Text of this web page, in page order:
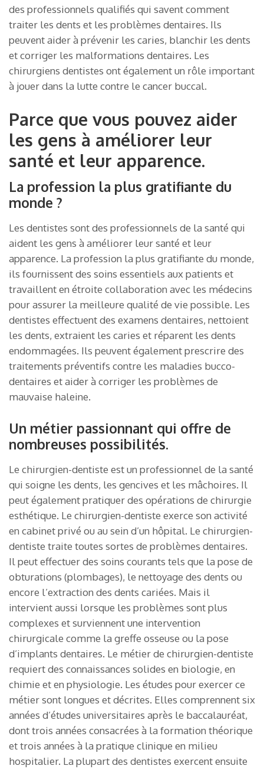
des professionnels qualifiés qui savent comment
traiter les dents et les problèmes dentaires. Ils
peuvent aider à prévenir les caries, blanchir les dents
et corriger les malformations dentaires. Les
chirurgiens dentistes ont également un rôle important
à jouer dans la lutte contre le cancer buccal.
Parce que vous pouvez aider
les gens à améliorer leur
santé et leur apparence.
La profession la plus gratifiante du
monde ?
Les dentistes sont des professionnels de la santé qui
aident les gens à améliorer leur santé et leur
apparence. La profession la plus gratifiante du monde,
ils fournissent des soins essentiels aux patients et
travaillent en étroite collaboration avec les médecins
pour assurer la meilleure qualité de vie possible. Les
dentistes effectuent des examens dentaires, nettoient
les dents, extraient les caries et réparent les dents
endommagées. Ils peuvent également prescrire des
traitements préventifs contre les maladies bucco-
dentaires et aider à corriger les problèmes de
mauvaise haleine.
Un métier passionnant qui offre de
nombreuses possibilités.
Le chirurgien-dentiste est un professionnel de la santé
qui soigne les dents, les gencives et les mâchoires. Il
peut également pratiquer des opérations de chirurgie
esthétique. Le chirurgien-dentiste exerce son activité
en cabinet privé ou au sein d’un hôpital. Le chirurgien-
dentiste traite toutes sortes de problèmes dentaires.
Il peut effectuer des soins courants tels que la pose de
obturations (plombages), le nettoyage des dents ou
encore l’extraction des dents cariées. Mais il
intervient aussi lorsque les problèmes sont plus
complexes et surviennent une intervention
chirurgicale comme la greffe osseuse ou la pose
d’implants dentaires. Le métier de chirurgien-dentiste
requiert des connaissances solides en biologie, en
chimie et en physiologie. Les études pour exercer ce
métier sont longues et décrites. Elles comprennent six
années d’études universitaires après le baccalauréat,
dont trois années consacrées à la formation théorique
et trois années à la pratique clinique en milieu
hospitalier. La plupart des dentistes exercent ensuite